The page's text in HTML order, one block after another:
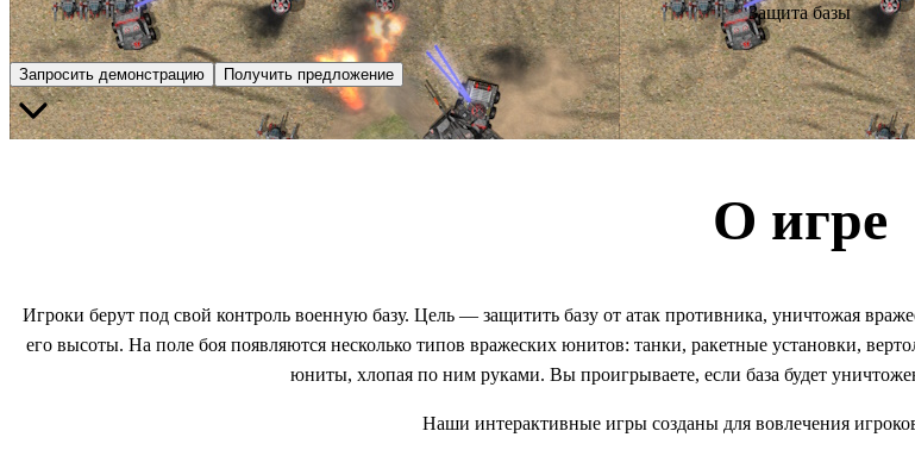
Защита базы
Запросить демонстрацию Получить предложение
О игре
Игроки берут под свой контроль военную базу. Цель — защитить базу от атак противника, уничтожая
его высоты. На поле боя появляются несколько типов вражеских юнитов: танки, ракетные установки,
юниты, хлопая по ним руками. Вы проигрываете, если база будет
Наши интерактивные игры созданы для вовлечения